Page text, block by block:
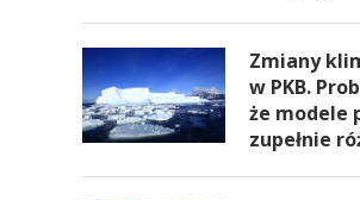
Zmiany
w PKB.
że modele
zupełnie